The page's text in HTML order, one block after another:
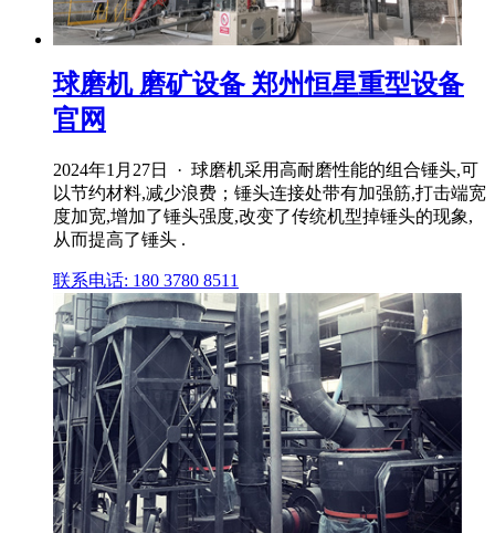
球磨机 磨矿设备 郑州恒星重型设备
官网
2024年1月27日 · 球磨机采用高耐磨性能的组合锤头,可
以节约材料,减少浪费；锤头连接处带有加强筋,打击端宽
度加宽,增加了锤头强度,改变了传统机型掉锤头的现象,
从而提高了锤头 .
联系电话: 180 3780 8511